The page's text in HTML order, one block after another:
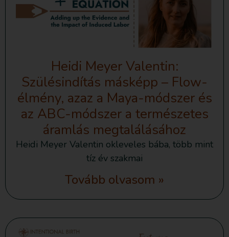
Heidi Meyer Valentin:
Szülésindítás másképp – Flow-
élmény, azaz a Maya-módszer és
az ABC-módszer a természetes
áramlás megtalálásához
Heidi Meyer Valentin okleveles bába, több mint
tíz év szakmai
Tovább olvasom »